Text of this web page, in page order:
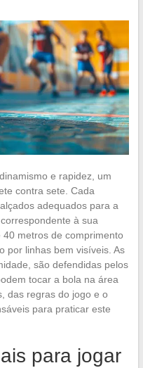
e rapidez, um
contra sete. Cada
adequados para a
à sua
metros de comprimento
por linhas bem visíveis. As
são defendidas pelos
tocar a bola na área
das regras do jogo e o
para praticar este
para jogar